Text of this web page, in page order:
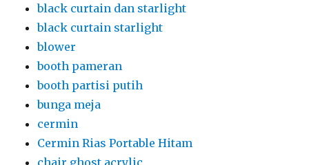
black curtain dan starlight
black curtain starlight
blower
booth pameran
booth partisi putih
bunga meja
cermin
Cermin Rias Portable Hitam